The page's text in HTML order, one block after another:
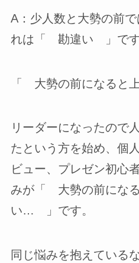
A：少人数と大勢の前
れは「 勘違い 」です
「 大勢の前になると
リーダーになったので
たという方を始め、個
ビュー、プレゼン初心
みが「 大勢の前にな
い… 」です。
同じ悩みを抱えている